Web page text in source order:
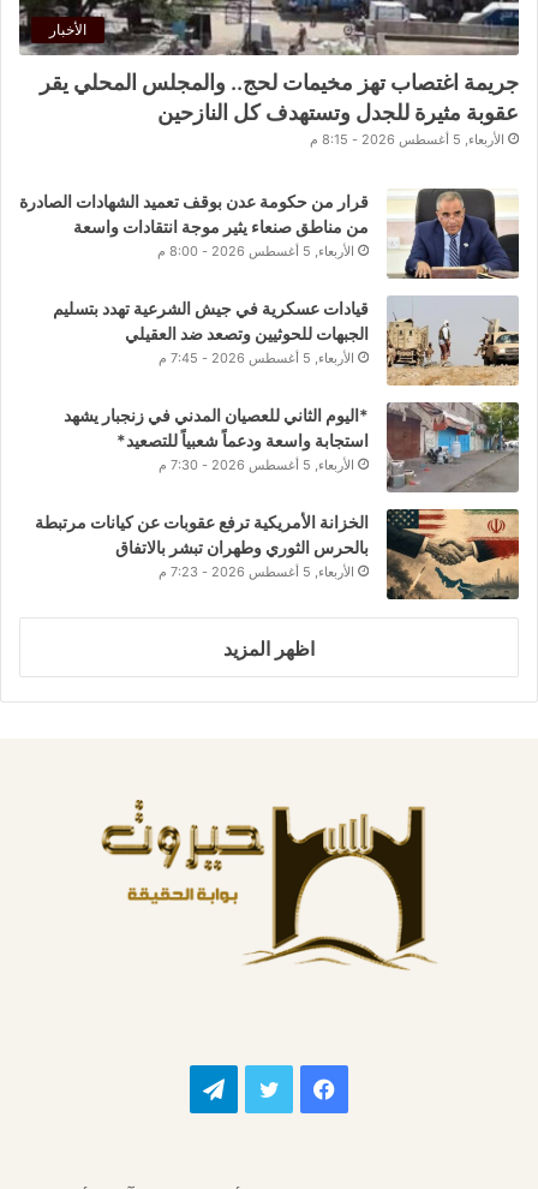
الأخبار
جريمة اغتصاب تهز مخيمات لحج.. والمجلس المحلي يقر
عقوبة مثيرة للجدل وتستهدف كل النازحين
الأربعاء, 5 أغسطس 2026 - 8:15 م
قرار من حكومة عدن بوقف تعميد الشهادات الصادرة
من مناطق صنعاء يثير موجة انتقادات واسعة
الأربعاء, 5 أغسطس 2026 - 8:00 م
قيادات عسكرية في جيش الشرعية تهدد بتسليم
الجبهات للحوثيين وتصعد ضد العقيلي
الأربعاء, 5 أغسطس 2026 - 7:45 م
*اليوم الثاني للعصيان المدني في زنجبار يشهد
استجابة واسعة ودعماً شعبياً للتصعيد*
الأربعاء, 5 أغسطس 2026 - 7:30 م
الخزانة الأمريكية ترفع عقوبات عن كيانات مرتبطة
بالحرس الثوري وطهران تبشر بالاتفاق
الأربعاء, 5 أغسطس 2026 - 7:23 م
اظهر المزيد
فيسبوك تويتر تيلقرام